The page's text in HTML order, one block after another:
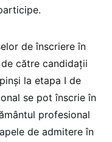
de înscriere în
către candidații
la etapa I de
se pot înscrie în
profesional
de admitere în